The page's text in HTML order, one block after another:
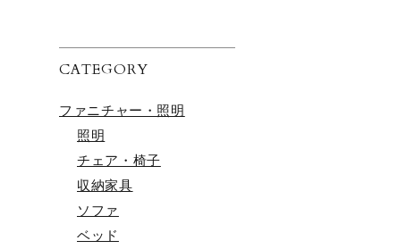
CATEGORY
ファニチャー・照明
照明
チェア・椅子
収納家具
ソファ
ベッド